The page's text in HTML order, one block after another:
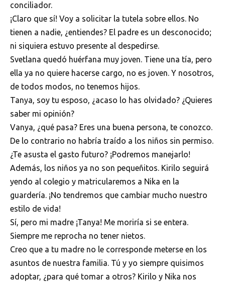
conciliador.
¡Claro que sí! Voy a solicitar la tutela sobre ellos. No
tienen a nadie, ¿entiendes? El padre es un desconocido;
ni siquiera estuvo presente al despedirse.
Svetlana quedó huérfana muy joven. Tiene una tía, pero
ella ya no quiere hacerse cargo, no es joven. Y nosotros,
de todos modos, no tenemos hijos.
Tanya, soy tu esposo, ¿acaso lo has olvidado? ¿Quieres
saber mi opinión?
Vanya, ¿qué pasa? Eres una buena persona, te conozco.
De lo contrario no habría traído a los niños sin permiso.
¿Te asusta el gasto futuro? ¡Podremos manejarlo!
Además, los niños ya no son pequeñitos. Kirilo seguirá
yendo al colegio y matricularemos a Nika en la
guardería. ¡No tendremos que cambiar mucho nuestro
estilo de vida!
Sí, pero mi madre ¡Tanya! Me moriría si se entera.
Siempre me reprocha no tener nietos.
Creo que a tu madre no le corresponde meterse en los
asuntos de nuestra familia. Tú y yo siempre quisimos
adoptar, ¿para qué tomar a otros? Kirilo y Nika nos